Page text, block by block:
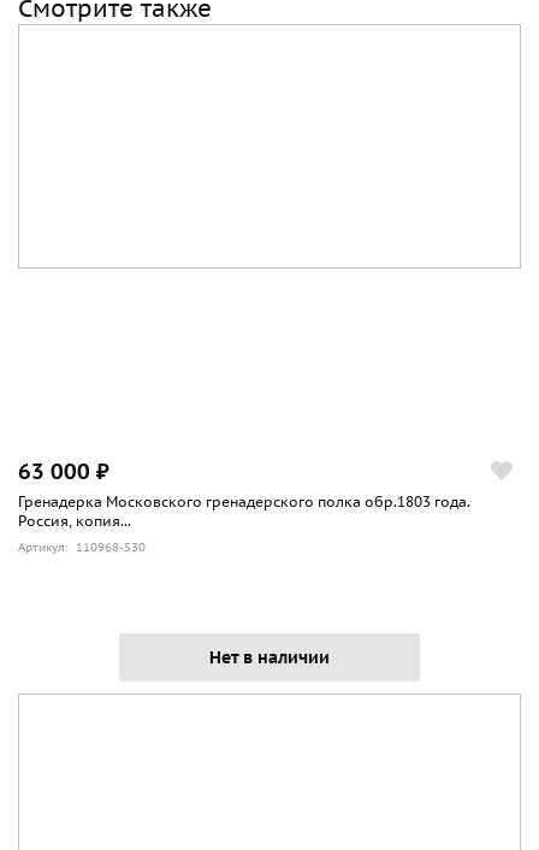
Смотрите также
63 000 ₽
Гренадерка Московского гренадерского полка обр.1803 года.
Россия, копия...
Артикул: 110968-530
Нет в наличии